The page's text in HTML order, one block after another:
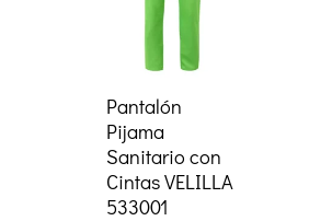
pueden
la
página
Pantalón
Pijama
Sanitario con
Cintas VELILLA
533001